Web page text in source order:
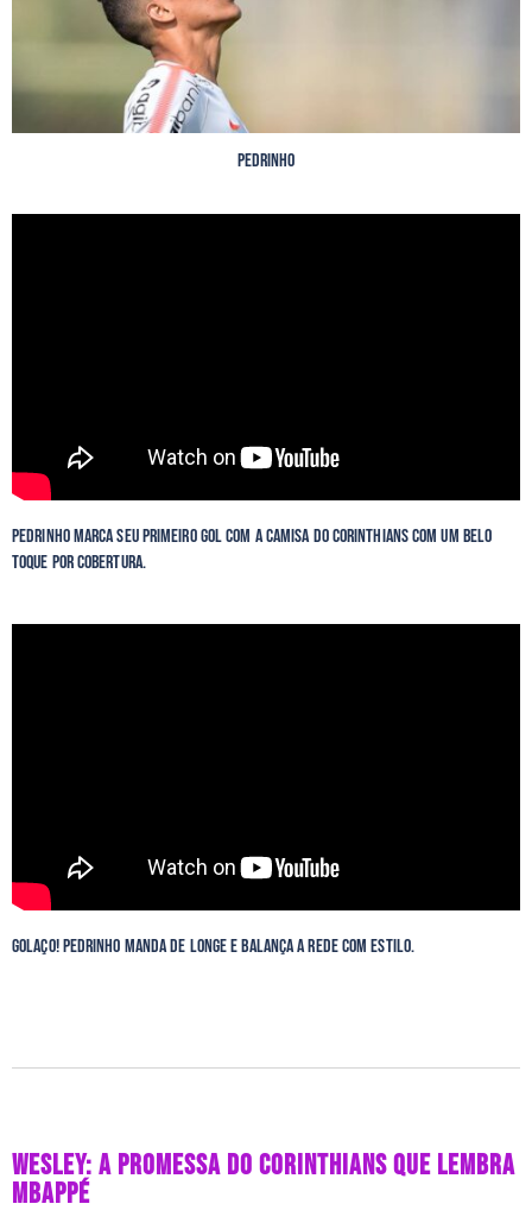
Pedrinho
Pedrinho marca seu primeiro gol com a camisa do Corinthians com um belo
toque por cobertura.
Golaço! Pedrinho manda de longe e balança a rede com estilo.
WESLEY: A PROMESSA DO CORINTHIANS QUE LEMBRA
MBAPPÉ